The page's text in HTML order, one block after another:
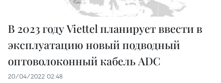
В 2023 году Viettel планирует ввести в
эксплуатацию новый подводный
оптоволоконный кабель ADC
20/04/2022 02:48